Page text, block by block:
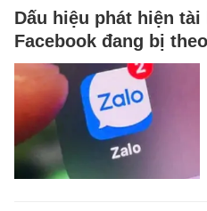
Dấu hiệu phát hiện tài
Facebook đang bị